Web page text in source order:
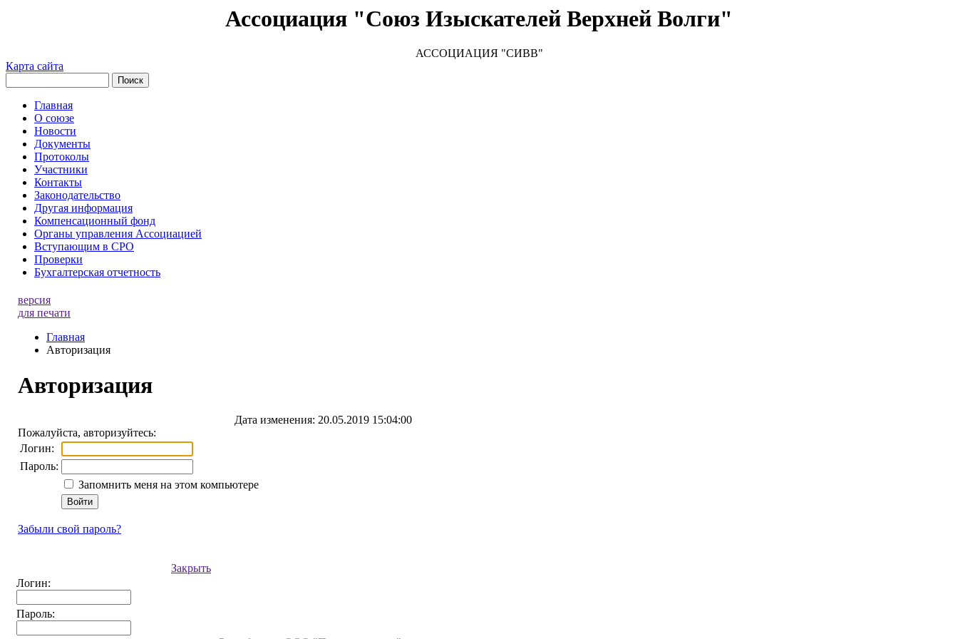
Ассоциация "Союз Изыскателей Верхней Волги"
АССОЦИАЦИЯ "СИВВ"
Карта сайта
Главная
О союзе
Новости
Документы
Протоколы
Участники
Контакты
Законодательство
Другая информация
Компенсационный фонд
Органы управления Ассоциацией
Вступающим в СРО
Проверки
Бухгалтерская отчетность
версия
для печати
Главная
Авторизация
Авторизация
Дата изменения: 20.05.2019 15:04:00
Пожалуйста, авторизуйтесь:
Логин:
Пароль:
Запомнить меня на этом компьютере
Забыли свой пароль?
Закрыть
Логин:
Пароль: